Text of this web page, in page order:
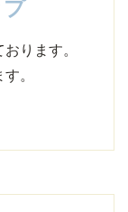
ります。
。